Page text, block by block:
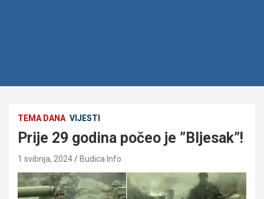
TEMA DANA VIJESTI
Prije 29 godina počeo je ”Bljesak”!
1 svibnja, 2024 Budica Info